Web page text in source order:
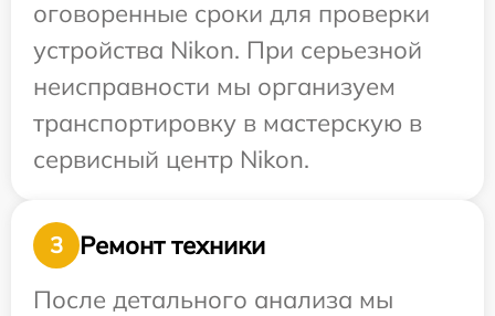
оговоренные сроки для проверки
устройства Nikon. При серьезной
неисправности мы организуем
транспортировку в мастерскую в
сервисный центр Nikon.
3
Ремонт техники
После детального анализа мы